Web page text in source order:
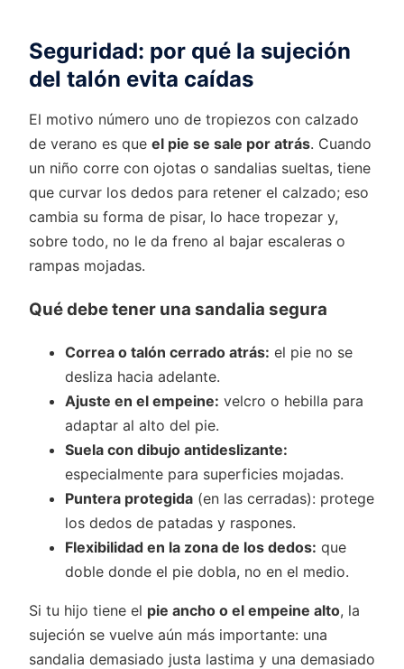
Seguridad: por qué la sujeción
del talón evita caídas
El motivo número uno de tropiezos con calzado
de verano es que el pie se sale por atrás. Cuando
un niño corre con ojotas o sandalias sueltas, tiene
que curvar los dedos para retener el calzado; eso
cambia su forma de pisar, lo hace tropezar y,
sobre todo, no le da freno al bajar escaleras o
rampas mojadas.
Qué debe tener una sandalia segura
Correa o talón cerrado atrás: el pie no se
desliza hacia adelante.
Ajuste en el empeine: velcro o hebilla para
adaptar al alto del pie.
Suela con dibujo antideslizante:
especialmente para superficies mojadas.
Puntera protegida (en las cerradas): protege
los dedos de patadas y raspones.
Flexibilidad en la zona de los dedos: que
doble donde el pie dobla, no en el medio.
Si tu hijo tiene el pie ancho o el empeine alto, la
sujeción se vuelve aún más importante: una
sandalia demasiado justa lastima y una demasiado